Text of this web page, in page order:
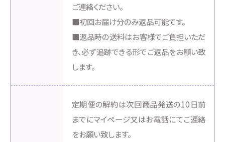
ご連絡ください。
■初回お届け分のみ返品可能です。
■返品時の送料はお客様でご負担いただ
き、必ず追跡できる形でご返品をお願い致
します。
定期便の解約は次回商品発送の10日前
までにマイページ又はお電話にてご連絡
をお願い致します。